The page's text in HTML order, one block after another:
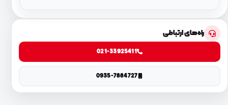
راه‌های ارتباطی
021-33925411
0935-7884727